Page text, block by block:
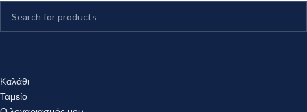
Καλάθι
Ταμείο